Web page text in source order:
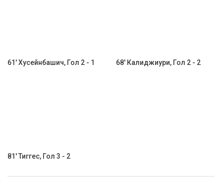
61' Хусейнбашич, Гол 2 - 1 68' Калиджиури, Гол 2 - 2
81' Тиггес, Гол 3 - 2